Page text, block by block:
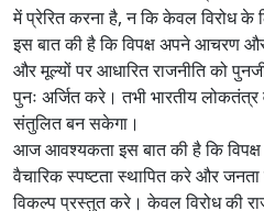
में प्रेरित करना है, न कि केवल विरोध
इस बात की है कि विपक्ष अपने आचरण और
और मूल्यों पर आधारित राजनीति को
पुनः अर्जित करे। तभी भारतीय
संतुलित बन सकेगा।
आज आवश्यकता इस बात की है कि विपक्ष
वैचारिक स्पष्टता स्थापित करे और
विकल्प प्रस्तुत करे। केवल विरोध की